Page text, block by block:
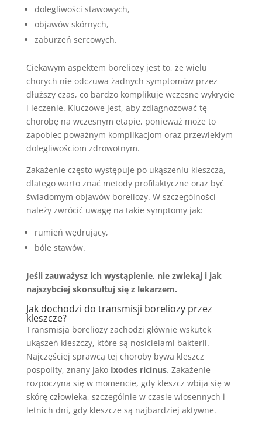
dolegliwości stawowych,
objawów skórnych,
zaburzeń sercowych.
Ciekawym aspektem boreliozy jest to, że wielu
chorych nie odczuwa żadnych symptomów przez
dłuższy czas, co bardzo komplikuje wczesne wykrycie
i leczenie. Kluczowe jest, aby zdiagnozować tę
chorobę na wczesnym etapie, ponieważ może to
zapobiec poważnym komplikacjom oraz przewlekłym
dolegliwościom zdrowotnym.
Zakażenie często występuje po ukąszeniu kleszcza,
dlatego warto znać metody profilaktyczne oraz być
świadomym objawów boreliozy. W szczególności
należy zwrócić uwagę na takie symptomy jak:
rumień wędrujący,
bóle stawów.
Jeśli zauważysz ich wystąpienie, nie zwlekaj i jak
najszybciej skonsultuj się z lekarzem.
Jak dochodzi do transmisji boreliozy przez
kleszcze?
Transmisja boreliozy zachodzi głównie wskutek
ukąszeń kleszczy, które są nosicielami bakterii.
Najczęściej sprawcą tej choroby bywa kleszcz
pospolity, znany jako Ixodes ricinus. Zakażenie
rozpoczyna się w momencie, gdy kleszcz wbija się w
skórę człowieka, szczególnie w czasie wiosennych i
letnich dni, gdy kleszcze są najbardziej aktywne.